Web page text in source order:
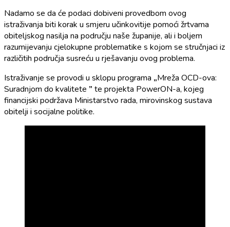
Nadamo se da će podaci dobiveni provedbom ovog
istraživanja biti korak u smjeru učinkovitije pomoći žrtvama
obiteljskog nasilja na području naše županije, ali i boljem
razumijevanju cjelokupne problematike s kojom se stručnjaci iz
različitih područja susreću u rješavanju ovog problema.
Istraživanje se provodi u sklopu programa „Mreža OCD-ova:
Suradnjom do kvalitete ” te projekta PowerON-a, kojeg
financijski podržava Ministarstvo rada, mirovinskog sustava
obitelji i socijalne politike.